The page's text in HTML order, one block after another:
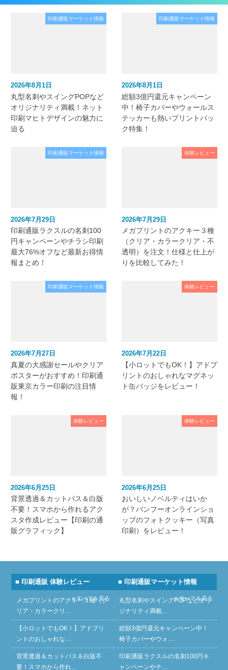
印刷通販マーケット情報
2026年8月1日
丸型名刺やスイングPOPなど
オリジナリティ満載！ネット
印刷マヒトデザインの魅力に
迫る
印刷通販マーケット情報
2026年8月1日
総額3億円還元キャンペーン
中！椅子カバーやウォールス
テッカーも熱いプリントパッ
ク特集！
印刷通販マーケット情報
2026年7月29日
印刷通販ラクスルの名刺100
円キャンペーンやチラシ印刷
最大76%オフなど最新お得情
報まとめ！
体験レビュー
2026年7月29日
メガプリントのアクキー３種
（クリア・カラークリア・不
透明）を注文！仕様と仕上が
りを比較してみた！
印刷通販マーケット情報
2026年7月27日
真夏の大感謝セールやクリア
ポスターがおすすめ！印刷通
販東京カラー印刷の注目情
報！
体験レビュー
2026年7月22日
【小ロットでもOK！】アドプ
リントのおしゃれなマグネッ
ト缶バッジをレビュー！
体験レビュー
2026年6月25日
背景透過＆カットパス＆白版
不要！スマホから作れるアク
スタ作成レビュー【印刷の通
販グラフィック】
体験レビュー
2026年6月25日
おいしいノベルティはいか
が？バンフーオンラインショ
ップのフォトクッキー（写真
印刷）をレビュー！
■ 印刷通販 体験レビュー
» すべてを見る
メガプリントのアクキー３種（ク
リア・カラークリ…
【小ロットでもOK！】アドプリ
ントのおしゃれな…
背景透過＆カットパス＆白版不
要！スマホから作れ…
■ 印刷通販マーケット情報
» すべてを見る
丸型名刺やスイングPOPなどオリ
ジナリティ満載…
総額3億円還元キャンペーン中！
椅子カバーやウォ…
印刷通販ラクスルの名刺100円キ
ャンペーンやチ…